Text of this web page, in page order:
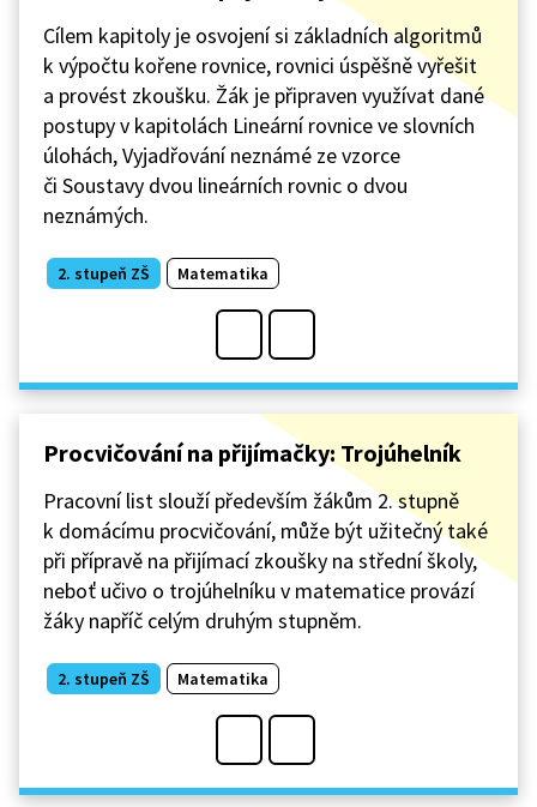
Cílem kapitoly je osvojení si základních algoritmů
k výpočtu kořene rovnice, rovnici úspěšně vyřešit
a provést zkoušku. Žák je připraven využívat dané
postupy v kapitolách Lineární rovnice ve slovních
úlohách, Vyjadřování neznámé ze vzorce
či Soustavy dvou lineárních rovnic o dvou
neznámých.
2. stupeň ZŠ Matematika
Procvičování na přijímačky: Trojúhelník
Pracovní list slouží především žákům 2. stupně
k domácímu procvičování, může být užitečný také
při přípravě na přijímací zkoušky na střední školy,
neboť učivo o trojúhelníku v matematice provází
žáky napříč celým druhým stupněm.
2. stupeň ZŠ Matematika